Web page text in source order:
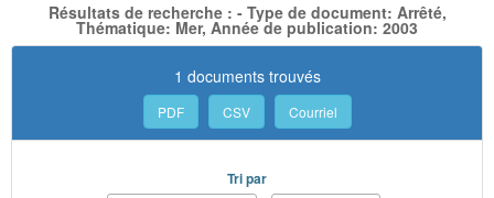
Résultats de recherche : - Type de document: Arrêté,
Thématique: Mer, Année de publication: 2003
1 documents trouvés
PDF CSV Courriel
Tri par